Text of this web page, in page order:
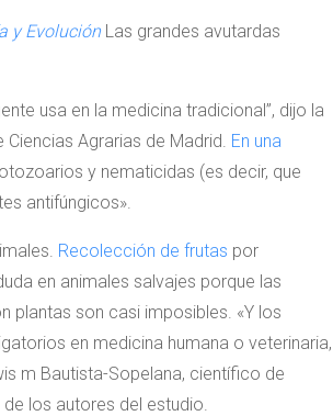
y EvoluciónLas grandes avutardas
usa en la medicina tradicional”, dijo la
Agrarias de Madrid. En una
y nematicidas (es decir, que
antifúngicos».
Recolección de frutas por
en animales salvajes porque las
son casi imposibles. «Y los
en medicina humana o veterinaria,
m Bautista-Sopelana, científico de
los autores del estudio.